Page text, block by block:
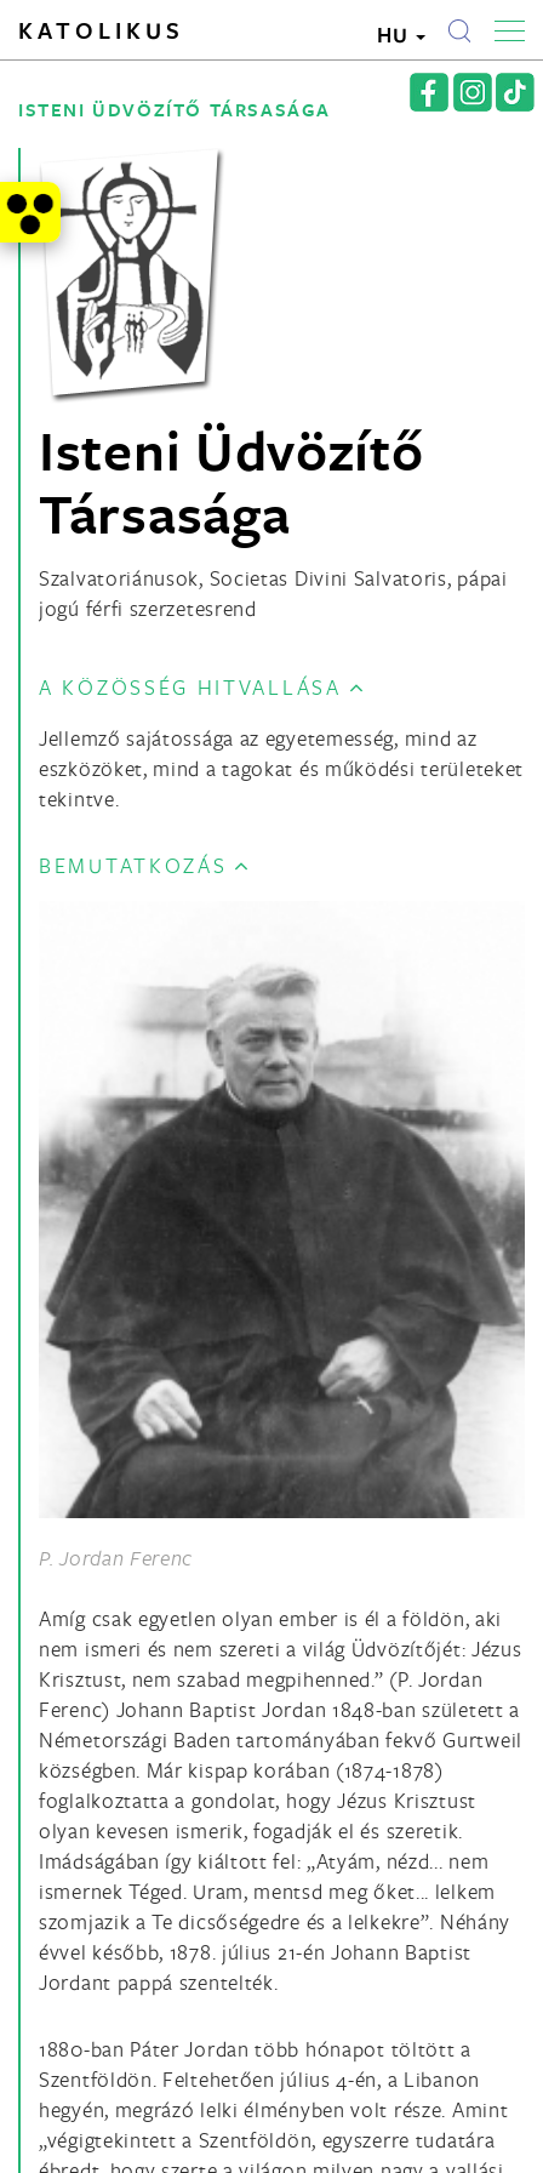
KATOLIKUS HU
ISTENI ÜDVÖZÍTŐ TÁRSASÁGA
Isteni Üdvözítő
Társasága
Szalvatoriánusok, Societas Divini Salvatoris, pápai
jogú férfi szerzetesrend
A KÖZÖSSÉG HITVALLÁSA
Jellemző sajátossága az egyetemesség, mind az
eszközöket, mind a tagokat és működési területeket
tekintve.
BEMUTATKOZÁS
P. Jordan Ferenc
Amíg csak egyetlen olyan ember is él a földön, aki
nem ismeri és nem szereti a világ Üdvözítőjét: Jézus
Krisztust, nem szabad megpihenned.” (P. Jordan
Ferenc) Johann Baptist Jordan 1848-ban született a
Németországi Baden tartományában fekvő Gurtweil
községben. Már kispap korában (1874-1878)
foglalkoztatta a gondolat, hogy Jézus Krisztust
olyan kevesen ismerik, fogadják el és szeretik.
Imádságában így kiáltott fel: „Atyám, nézd... nem
ismernek Téged. Uram, mentsd meg őket... lelkem
szomjazik a Te dicsőségedre és a lelkekre”. Néhány
évvel később, 1878. július 21-én Johann Baptist
Jordant pappá szentelték.
1880-ban Páter Jordan több hónapot töltött a
Szentföldön. Feltehetően július 4-én, a Libanon
hegyén, megrázó lelki élményben volt része. Amint
„végigtekintett a Szentföldön, egyszerre tudatára